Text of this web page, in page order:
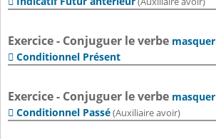
Exercice - Conjuguer le verbe masquer
 Conditionnel Présent
Exercice - Conjuguer le verbe masquer
 Conditionnel Passé(Auxiliaire avoir)